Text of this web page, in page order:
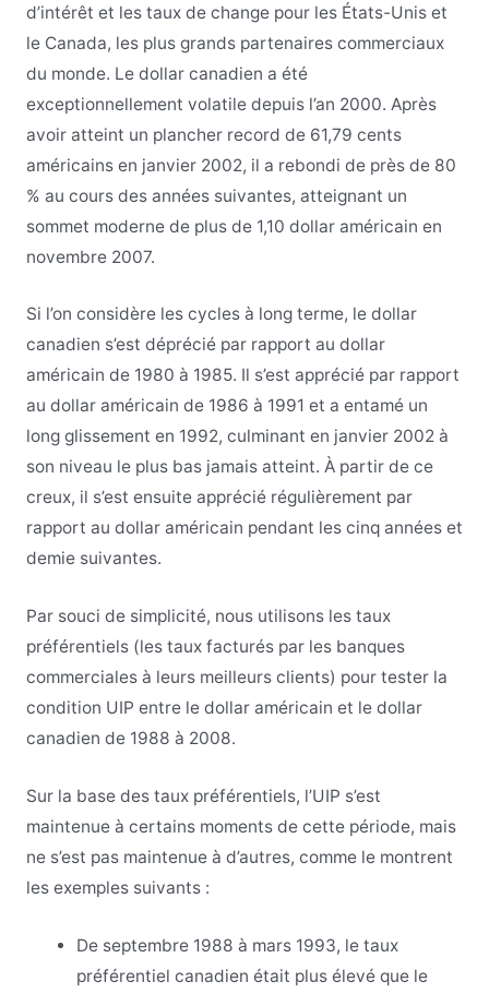
d’intérêt et les taux de change pour les États-Unis et
le Canada, les plus grands partenaires commerciaux
du monde. Le dollar canadien a été
exceptionnellement volatile depuis l’an 2000. Après
avoir atteint un plancher record de 61,79 cents
américains en janvier 2002, il a rebondi de près de 80
% au cours des années suivantes, atteignant un
sommet moderne de plus de 1,10 dollar américain en
novembre 2007.
Si l’on considère les cycles à long terme, le dollar
canadien s’est déprécié par rapport au dollar
américain de 1980 à 1985. Il s’est apprécié par rapport
au dollar américain de 1986 à 1991 et a entamé un
long glissement en 1992, culminant en janvier 2002 à
son niveau le plus bas jamais atteint. À partir de ce
creux, il s’est ensuite apprécié régulièrement par
rapport au dollar américain pendant les cinq années et
demie suivantes.
Par souci de simplicité, nous utilisons les taux
préférentiels (les taux facturés par les banques
commerciales à leurs meilleurs clients) pour tester la
condition UIP entre le dollar américain et le dollar
canadien de 1988 à 2008.
Sur la base des taux préférentiels, l’UIP s’est
maintenue à certains moments de cette période, mais
ne s’est pas maintenue à d’autres, comme le montrent
les exemples suivants :
De septembre 1988 à mars 1993, le taux
préférentiel canadien était plus élevé que le